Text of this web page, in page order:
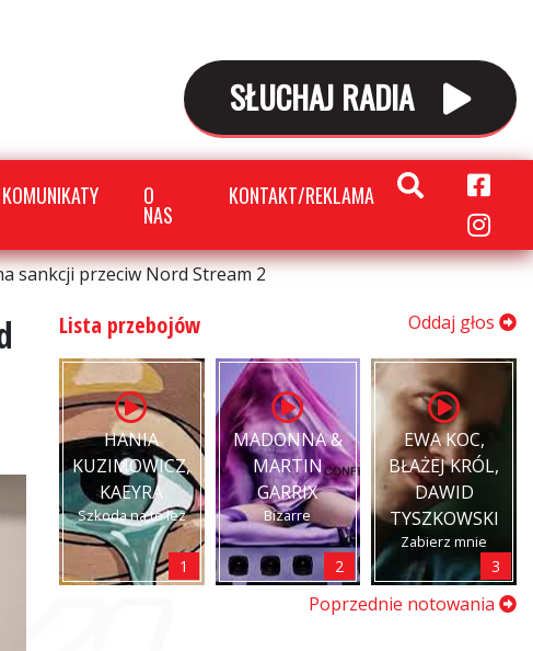
SŁUCHAJ RADIA
KOMUNIKATY O
NAS
KONTAKT/REKLAMA
sankcji przeciw Nord Stream 2
Lista przebojów Oddaj głos
HANIA
KUZIMOWICZ,
KAEYRA
Szkoda na to łez
1
MADONNA &
MARTIN
GARRIX
Bizarre
2
EWA KOC,
BŁAŻEJ KRÓL,
DAWID
TYSZKOWSKI
Zabierz mnie
3
Poprzednie notowania